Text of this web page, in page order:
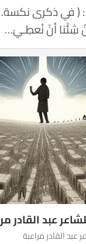
شِئْنا أنْ نُعطِـيَ…
عبد القادر
عبد القادر مراعبة